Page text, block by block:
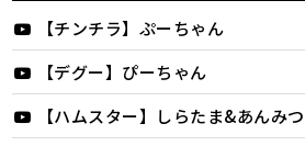
【チンチラ】ぷーちゃん
【デグー】ぴーちゃん
【ハムスター】しらたま&あんみつ